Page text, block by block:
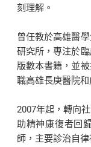
視情緒、生活方
不論是從西醫或
給予溫暖的撫
本書強調的軸心
刻理解。
曾任教於高雄醫
研究所，專注於
版數本書籍，並
職高雄長庚醫院
2007年起，轉向
助精神康復者回
師，主要診治自